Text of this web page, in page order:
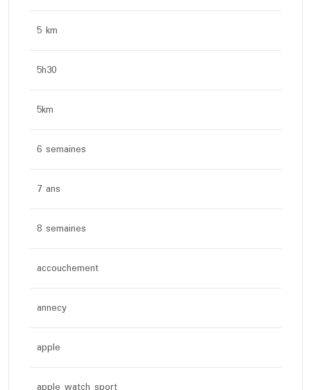
5 km
5h30
5km
6 semaines
7 ans
8 semaines
accouchement
annecy
apple